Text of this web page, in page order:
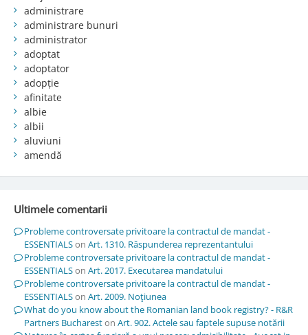
administrare
administrare bunuri
administrator
adoptat
adoptator
adopție
afinitate
albie
albii
aluviuni
amendă
Ultimele comentarii
Probleme controversate privitoare la contractul de mandat -
ESSENTIALSon Art. 1310. Răspunderea reprezentantului
Probleme controversate privitoare la contractul de mandat -
ESSENTIALSon Art. 2017. Executarea mandatului
Probleme controversate privitoare la contractul de mandat -
ESSENTIALSon Art. 2009. Noţiunea
What do you know about the Romanian land book registry? - R&R
Partners Buchareston Art. 902. Actele sau faptele supuse notării